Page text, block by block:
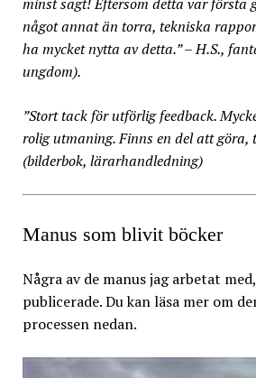
något annat än torra, tekniska
ha mycket nytta av detta.” – H.S.,
ungdom).
”Stort tack för utförlig feedback.
rolig utmaning. Finns en del att göra,
(bilderbok, lärarhandledning)
Manus som blivit böcker
Några av de manus jag arbetat
publicerade. Du kan läsa mer om
processen nedan.